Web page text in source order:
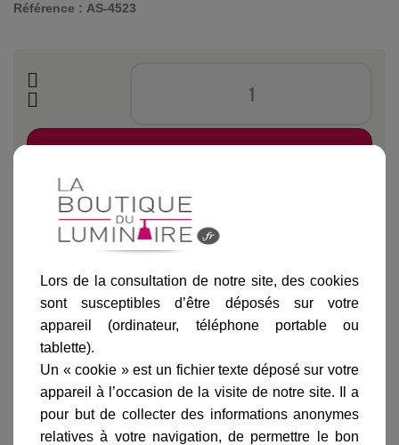
Référence : AS-4523
Informations produit
marque
gamme complète
avis clients
Lors de la consultation de notre site, des cookies
sont susceptibles d’être déposés sur votre
appareil (ordinateur, téléphone portable ou
tablette).
Un « cookie » est un fichier texte déposé sur votre
appareil à l’occasion de la visite de notre site. Il a
pour but de collecter des informations anonymes
relatives à votre navigation, de permettre le bon